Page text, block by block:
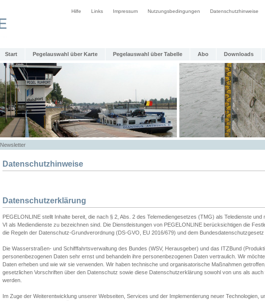
Hilfe Links Impressum Nutzungsbedingungen Datenschutzhinweise
Start Pegelauswahl über Karte Pegelauswahl über Tabelle Abo Downloads
Newsletter
Datenschutzhinweise
Datenschutzerklärung
PEGELONLINE stellt Inhalte bereit, die nach § 2, Abs. 2 des Telemediengesetzes (TMG) als Teledienste
VI als Mediendienste zu bezeichnen sind. Die Dienstleistungen von PEGELONLINE berücksichtigen die
die Regeln der Datenschutz-Grundverordnung (DS-GVO, EU 2016/679) und dem Bundesdatenschutzgesetz
Die Wasserstraßen- und Schifffahrtsverwaltung des Bundes (WSV, Herausgeber) und das ITZBund
personenbezogenen Daten sehr ernst und behandeln ihre personenbezogenen Daten vertraulich. Wir
Daten erheben und wie wir sie verwenden. Wir haben technische und organisatorische Maßnahmen
gesetzlichen Vorschriften über den Datenschutz sowie diese Datenschutzerklärung sowohl von uns als
werden.
Im Zuge der Weiterentwicklung unserer Webseiten, Services und der Implementierung neuer Technologien,